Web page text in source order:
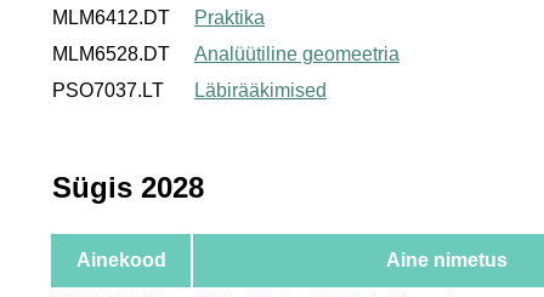
MLM6412.DT
Praktika
MLM6528.DT
Analüütiline geomeetria
PSO7037.LT
Läbirääkimised
Sügis 2028
Ainekood Aine nimetus